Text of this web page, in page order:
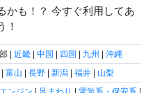
かも！？ 今すぐ利用してあ
！
| 近畿 | 中国 | 四国 | 九州 | 沖縄
| 富山 | 長野 | 新潟 | 福井 | 山梨